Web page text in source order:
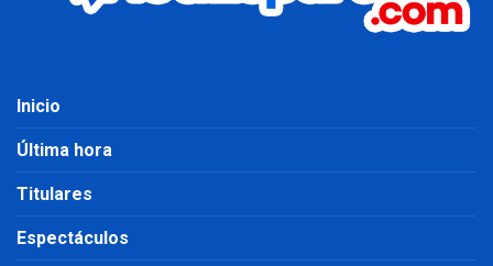
Inicio
Última hora
Titulares
Espectáculos